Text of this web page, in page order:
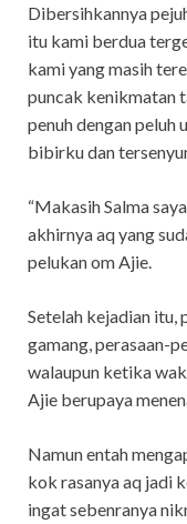
Dibersihkannya
itu kami berdua
kami yang masih
puncak kenikmatan
penuh dengan peluh
bibirku dan
“Makasih Salma
akhirnya aq yang
pelukan om Ajie.
Setelah kejadian itu,
gamang, perasaan-
walaupun ketika
Ajie berupaya
Namun entah
kok rasanya aq jadi
ingat sebenranya